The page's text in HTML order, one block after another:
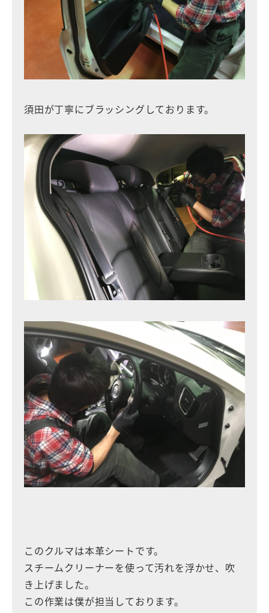
須田が丁寧にブラッシングしております。
このクルマは本革シートです。
スチームクリーナーを使って汚れを浮かせ、吹
き上げました。
この作業は僕が担当しております。